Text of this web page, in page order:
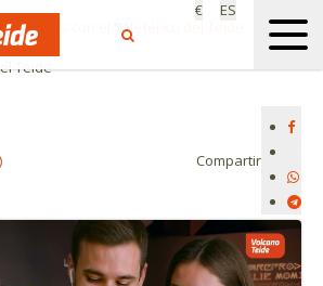
€
ES
con el Teleférico del Teide
Teide
) Compartir